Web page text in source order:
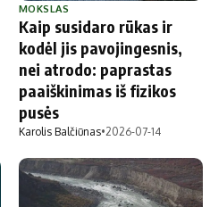
MOKSLAS
Kaip susidaro rūkas ir
kodėl jis pavojingesnis,
nei atrodo: paprastas
paaiškinimas iš fizikos
pusės
Karolis Balčiūnas•2026-07-14